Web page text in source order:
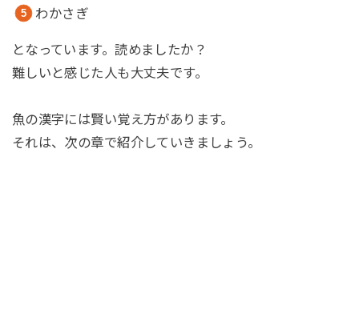
わかさぎ
となっています。読めましたか？
難しいと感じた人も大丈夫です。
魚の漢字には賢い覚え方があります。
それは、次の章で紹介していきましょう。